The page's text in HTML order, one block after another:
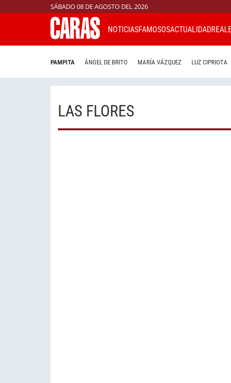
SÁBADO 08 DE AGOSTO DEL 2026
NOTICIASFAMOSOSACTUALIDAD
PAMPITA ÁNGEL DE BRITO MARÍA VÁZQUEZ LUZ CIPRIOTA
LAS FLORES